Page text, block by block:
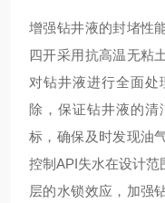
增强钻井液的封堵性
四开采用抗高温无粘
对钻井液进行全面
除，保证钻井液的
标，确保及时发现油
控制API失水在设计
层的水锁效应，加强